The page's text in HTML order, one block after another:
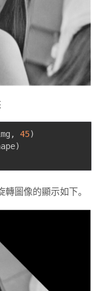
, 45)
)
圖像的顯示如下。